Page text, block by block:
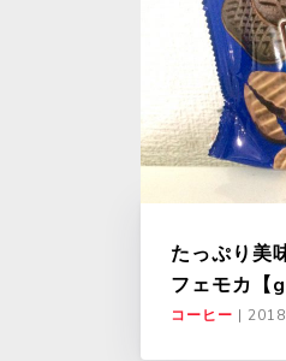
たっぷり美
フェモカ【
コーヒー |